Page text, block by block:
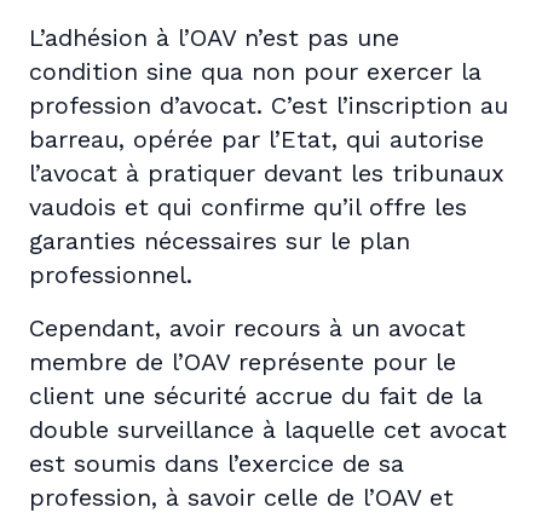
L’adhésion à l’OAV n’est pas une
condition sine qua non pour exercer la
profession d’avocat. C’est l’inscription au
barreau, opérée par l’Etat, qui autorise
l’avocat à pratiquer devant les tribunaux
vaudois et qui confirme qu’il offre les
garanties nécessaires sur le plan
professionnel.
Cependant, avoir recours à un avocat
membre de l’OAV représente pour le
client une sécurité accrue du fait de la
double surveillance à laquelle cet avocat
est soumis dans l’exercice de sa
profession, à savoir celle de l’OAV et